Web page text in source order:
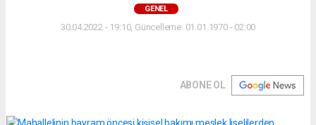
GENEL
30.04.2022 - 19:10, Güncelleme: 01.01.1970 - 02:00
ABONE OL